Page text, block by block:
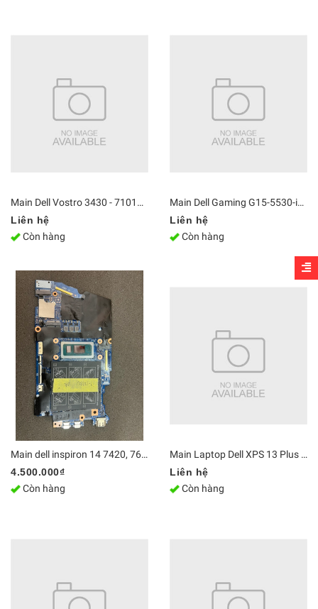
Main Dell Vostro 3430 - 71011900 i5-1335U
Liên hệ
Còn hàng
Main Dell Gaming G15-5530-i7H165W11GR4050 i7-13650HX
Liên hệ
Còn hàng
Main dell inspiron 14 7420, 7620 2-in-1 T7420, i5-1235U, 213103-1, 213102-1
4.500.000₫
Còn hàng
Main Laptop Dell XPS 13 Plus 9320 CPU i7 1370 / 1380P ram32Gb LA-L071P | DDR5 Mainboard Zin [Chính Hãng]
Liên hệ
Còn hàng